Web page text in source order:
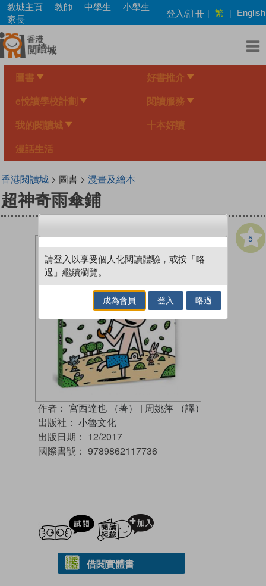
Skip
main
content
教城主頁 教師 中學生
小學生
家長
登入/註冊 | 繁 | English
圖書 好書推介
e悅讀學校計劃 閱讀服務
我的閱讀城 十本好讀
漫話生活
香港閱讀城> 圖書 > 漫畫及繪本
超神奇雨傘鋪
5
作者： 宮西達也 （著） | 周姚萍 （譯）
出版社： 小魯文化
出版日期： 12/2017
國際書號： 9789862117736
試閲
借閱實體書
請登入以享受個人化閱讀體驗，或按「略
過」繼續瀏覽。
成為會員 登入 略過